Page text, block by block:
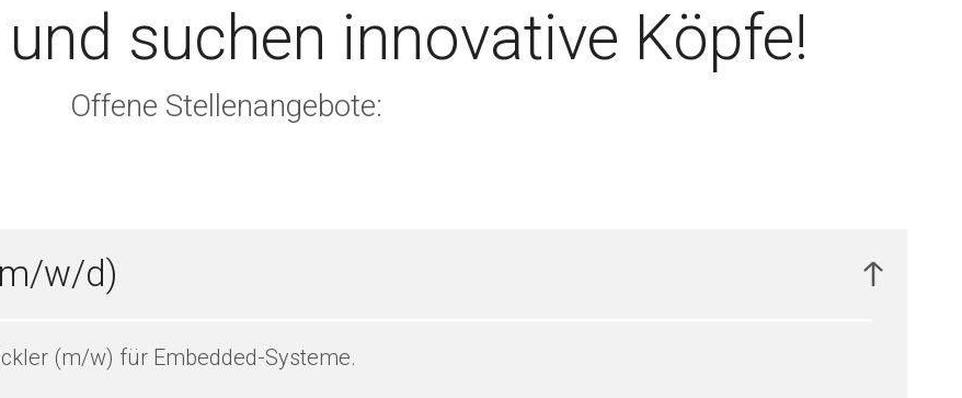
suchen innovative Köpfe!
Offene Stellenangebote:
w/d)
(m/w) für Embedded-Systeme.